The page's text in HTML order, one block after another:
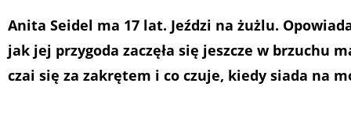
Anita Seidel ma 17 lat. Jeździ na żużlu.
jak jej przygoda zaczęła się jeszcze w brzuchu
czai się za zakrętem i co czuje, kiedy siada na